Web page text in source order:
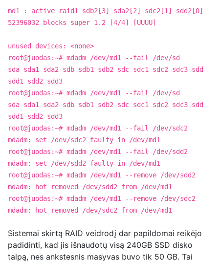
md1 : active raid1 sdb2[3] sda2[2] sdc2[1] sdd2[0]
52396032 blocks super 1.2 [4/4] [UUUU]
unused devices: <none>
root@juodas:~# mdadm /dev/md1 --fail /dev/sd
sda sda1 sda2 sdb sdb1 sdb2 sdc sdc1 sdc2 sdc3 sdd
sdd1 sdd2 sdd3
root@juodas:~# mdadm /dev/md1 --fail /dev/sd
sda sda1 sda2 sdb sdb1 sdb2 sdc sdc1 sdc2 sdc3 sdd
sdd1 sdd2 sdd3
root@juodas:~# mdadm /dev/md1 --fail /dev/sdc2
mdadm: set /dev/sdc2 faulty in /dev/md1
root@juodas:~# mdadm /dev/md1 --fail /dev/sdd2
mdadm: set /dev/sdd2 faulty in /dev/md1
root@juodas:~# mdadm /dev/md1 --remove /dev/sdd2
mdadm: hot removed /dev/sdd2 from /dev/md1
root@juodas:~# mdadm /dev/md1 --remove /dev/sdc2
mdadm: hot removed /dev/sdc2 from /dev/md1
Sistemai skirtą RAID veidrodį dar papildomai reikėjo
padidinti, kad jis išnaudotų visą 240GB SSD disko
talpą, nes ankstesnis masyvas buvo tik 50 GB. Tai